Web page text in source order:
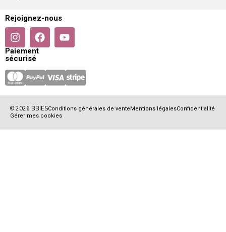
Rejoignez-nous
Paiement
sécurisé
© 2026 BBIESConditions générales de vente Mentions légalesConfidentialité
Gérer mes cookies